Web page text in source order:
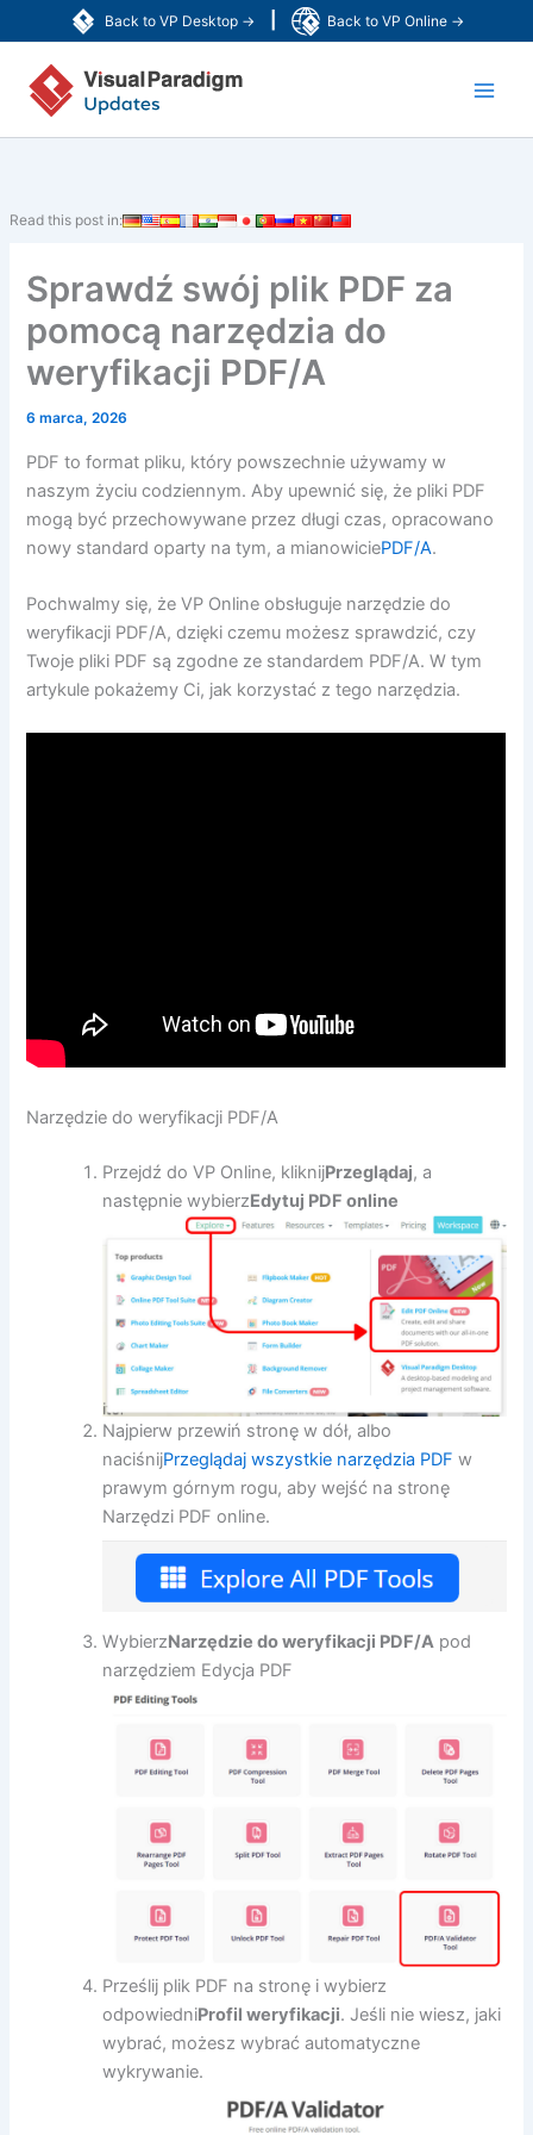
Back to VP Desktop → Back to VP Online →
do
treści
Read this post in:
Sprawdź swój plik PDF za
pomocą narzędzia do
weryfikacji PDF/A
6 marca, 2026
PDF to format pliku, który powszechnie używamy w
naszym życiu codziennym. Aby upewnić się, że pliki PDF
mogą być przechowywane przez długi czas, opracowano
nowy standard oparty na tym, a mianowiciePDF/A.
Pochwalmy się, że VP Online obsługuje narzędzie do
weryfikacji PDF/A, dzięki czemu możesz sprawdzić, czy
Twoje pliki PDF są zgodne ze standardem PDF/A. W tym
artykule pokażemy Ci, jak korzystać z tego narzędzia.
Narzędzie do weryfikacji PDF/A
Przejdź do VP Online, kliknijPrzeglądaj, a
następnie wybierzEdytuj PDF online
Najpierw przewiń stronę w dół, albo
naciśnijPrzeglądaj wszystkie narzędzia PDF w
prawym górnym rogu, aby wejść na stronę
Narzędzi PDF online.
WybierzNarzędzie do weryfikacji PDF/A pod
narzędziem Edycja PDF
Prześlij plik PDF na stronę i wybierz
odpowiedniProfil weryfikacji. Jeśli nie wiesz, jaki
wybrać, możesz wybrać automatyczne
wykrywanie.